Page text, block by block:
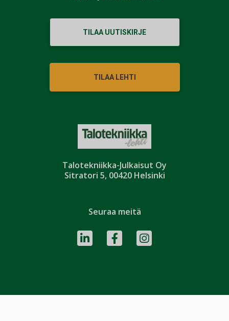
Talotekniikka-Julkaisut Oy
Sitratori 5, 00420 Helsinki
TILAA UUTISKIRJE
TILAA LEHTI
Seuraa meitä